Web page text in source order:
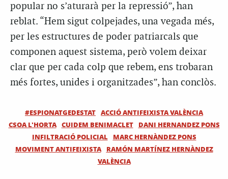
popular no s’aturarà per la repressió”, han
reblat. “Hem sigut colpejades, una vegada més,
per les estructures de poder patriarcals que
componen aquest sistema, però volem deixar
clar que per cada colp que rebem, ens trobaran
més fortes, unides i organitzades”, han conclòs.
#ESPIONATGEDESTAT ACCIÓ ANTIFEIXISTA VALÈNCIA
CSOA L'HORTA CUIDEM BENIMACLET
DANI HERNANDEZ PONS
INFILTRACIÓ POLICIAL
MARC HERNÀNDEZ PONS
MOVIMENT ANTIFEIXISTA
RAMÓN MARTÍNEZ HERNÀNDEZ
VALÈNCIA